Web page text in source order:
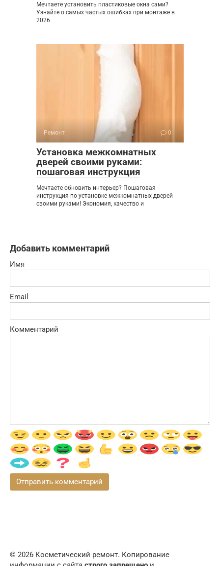
Мечтаете установить пластиковые окна сами?
Узнайте о самых частых ошибках при монтаже в
2026
Ремонт 0
Установка межкомнатных
дверей своими руками:
пошаговая инструкция
Мечтаете обновить интерьер? Пошаговая
инструкция по установке межкомнатных дверей
своими руками! Экономия, качество и
Добавить комментарий
Имя
Email
Комментарий
© 2026 Косметический ремонт. Копирование